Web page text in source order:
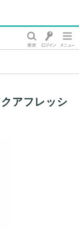
アフレッシ